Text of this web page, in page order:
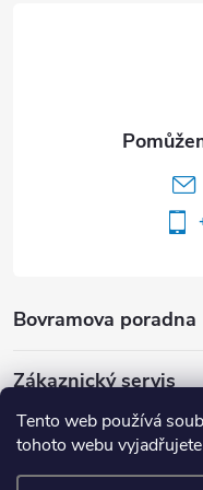
Tento web používá
tohoto webu
Bovramova poradna
Zákaznický servis